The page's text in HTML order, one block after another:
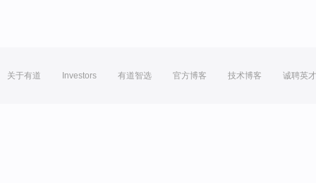
关于有道 Investors 有道智选 官方博客 技术博客 诚聘英才